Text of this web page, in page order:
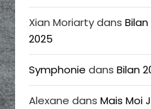
Xian Moriartydans
2025
Symphonie dansBilan
Alexane dansMais Moi